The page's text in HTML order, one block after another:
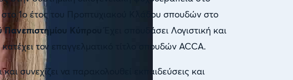
στο 1ο έτος του Προπτυχιακού Κλάδου σπουδών στο
Κύπρου
Έχει σπουδάσει Λογιστική και
τον επαγγελματικό τίτλο σπουδών ACCA.
συνεχίζει να παρακολουθεί εκπαιδεύσεις και